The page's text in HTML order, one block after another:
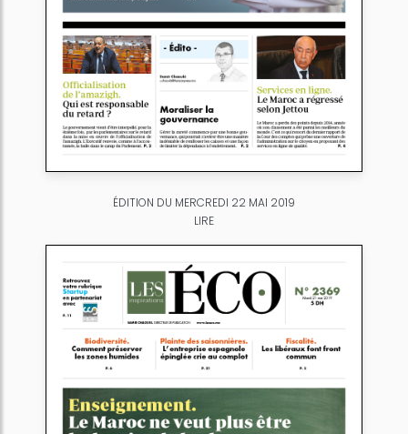
ÉDITION DU MERCREDI 22 MAI 2019
LIRE